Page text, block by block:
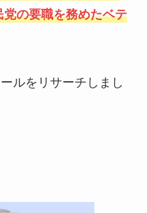
の要職を務めたベテ
ルをリサーチしまし